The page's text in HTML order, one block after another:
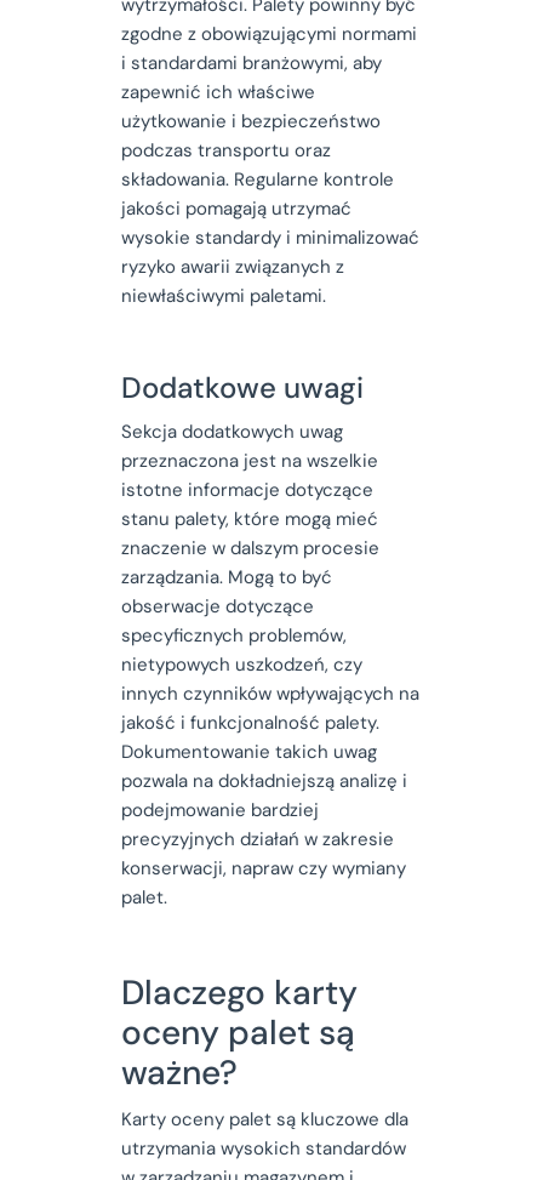
zgodne z obowiązującymi normami
i standardami branżowymi, aby
zapewnić ich właściwe
użytkowanie i bezpieczeństwo
podczas transportu oraz
składowania. Regularne kontrole
jakości pomagają utrzymać
wysokie standardy i minimalizować
ryzyko awarii związanych z
niewłaściwymi paletami.
Dodatkowe uwagi
Sekcja dodatkowych uwag
przeznaczona jest na wszelkie
istotne informacje dotyczące
stanu palety, które mogą mieć
znaczenie w dalszym procesie
zarządzania. Mogą to być
obserwacje dotyczące
specyficznych problemów,
nietypowych uszkodzeń, czy
innych czynników wpływających na
jakość i funkcjonalność palety.
Dokumentowanie takich uwag
pozwala na dokładniejszą analizę i
podejmowanie bardziej
precyzyjnych działań w zakresie
konserwacji, napraw czy wymiany
palet.
Dlaczego karty
oceny palet są
ważne?
Karty oceny palet są kluczowe dla
utrzymania wysokich standardów